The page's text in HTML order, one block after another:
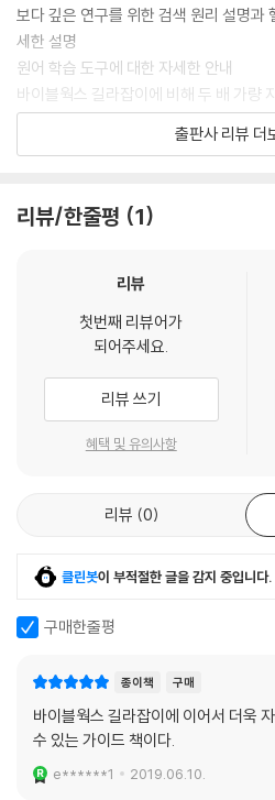
PART 10부록
부록 1. 아이콘·224
부록 2. 성경 역본 약어들·227
부록 3. 키보드 입력·236
부록 7. 간략 용어 사전·274
보다 깊은 연구를 위한 검색 원리 설명과
세한 설명
원어 학습 도구에 대한 자세한 안내
바이블웍스 길라잡이에 비해 두 배 가량
부록
한 성경 연구 도구인 바이블웍스를 “바이
어를 잘 몰라도, 또 원어가 익숙하지 않
저자 김한원
출판사 리뷰 더
리뷰/한줄평 1
리뷰
첫번째 리뷰어가
되어주세요.
리뷰 쓰기
혜택 및 유의사항
리뷰 0
클린봇이 부적절한 글을 감지 중입니다.
구매한줄평
종이책 구매
바이블웍스 길라잡이에 이어서 더욱
수 있는 가이드 책이다.
e******1 2019.06.10.